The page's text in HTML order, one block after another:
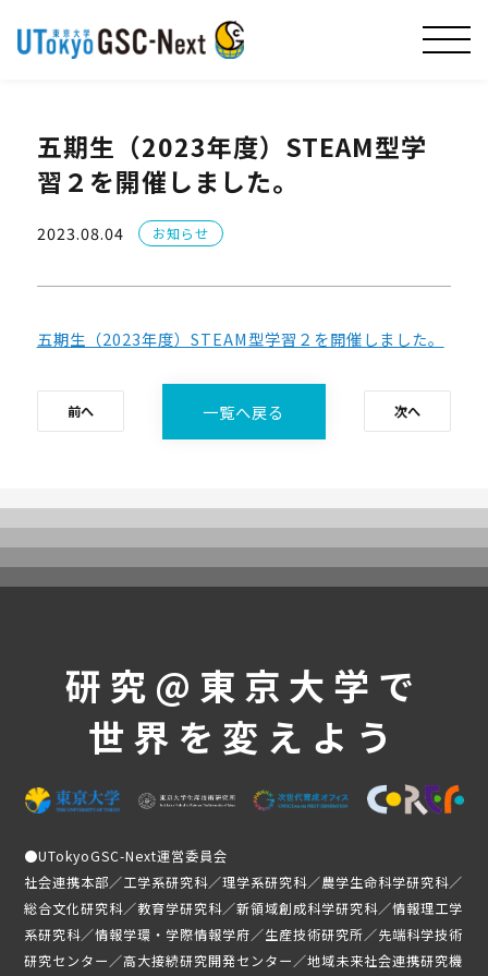
体験コース
よくあるご質問
これまでの活動・成果
講義映像
実績と成果
受講生の声
メンバー紹介
ニュース
五期生（2023年度）STEAM型学
習２を開催しました。
2023.08.04 お知らせ
五期生（2023年度）STEAM型学習２を開催しました。
前へ 一覧へ戻る 次へ
研究@東京大学で
世界を変えよう
●UTokyoGSC-Next運営委員会
社会連携本部／工学系研究科／理学系研究科／農学生命科学研究科／
総合文化研究科／教育学研究科／新領域創成科学研究科／情報理工学
系研究科／情報学環・学際情報学府／生産技術研究所／先端科学技術
研究センター／高大接続研究開発センター／地域未来社会連携研究機